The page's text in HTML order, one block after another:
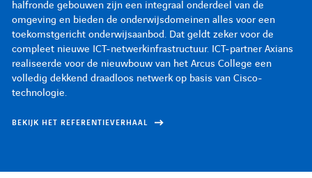
halfronde gebouwen zijn een integraal onderdeel van de
omgeving en bieden de onderwijsdomeinen alles voor een
toekomstgericht onderwijsaanbod. Dat geldt zeker voor de
compleet nieuwe ICT-netwerkinfrastructuur. ICT-partner Axians
realiseerde voor de nieuwbouw van het Arcus College een
volledig dekkend draadloos netwerk op basis van Cisco-
technologie.
BEKIJK HET REFERENTIEVERHAAL
halfronde gebouwen zijn een integraal onderdeel van de
omgeving en bieden de onderwijsdomeinen alles voor een
toekomstgericht onderwijsaanbod. Dat geldt zeker voor de
compleet nieuwe ICT-netwerkinfrastructuur. ICT-partner Axians
realiseerde voor de nieuwbouw van het Arcus College een
volledig dekkend draadloos netwerk op basis van Cisco-
technologie.
BEKIJK HET REFERENTIEVERHAAL
halfronde gebouwen zijn een integraal onderdeel van de
omgeving en bieden de onderwijsdomeinen alles voor een
toekomstgericht onderwijsaanbod. Dat geldt zeker voor de
compleet nieuwe ICT-netwerkinfrastructuur. ICT-partner Axians
realiseerde voor de nieuwbouw van het Arcus College een
volledig dekkend draadloos netwerk op basis van Cisco-
technologie.
BEKIJK HET REFERENTIEVERHAAL